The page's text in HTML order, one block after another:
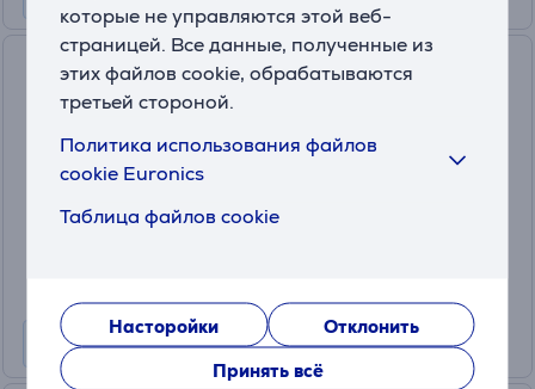
которые не управляются этой веб-
страницей. Все данные, полученные из
этих файлов cookie, обрабатываются
третьей стороной.
Политика использования файлов
cookie Euronics
Таблица файлов cookie
Насторойки
Отклонить
Принять всё
Foreo PlayPlus 2, красный -
Щеточка для очищения лица
На складе
29